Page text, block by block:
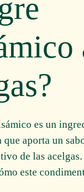
es un
que aporta un
de las
este